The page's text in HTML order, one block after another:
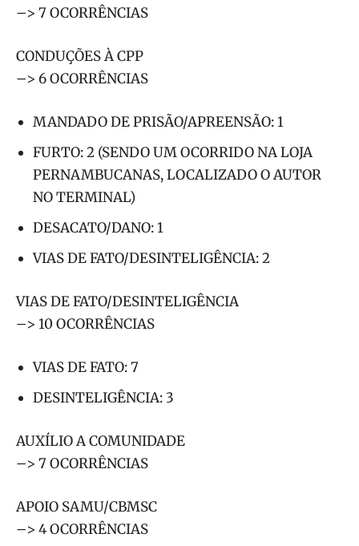
–> 7 OCORRÊNCIAS
CONDUÇÕES À CPP
–> 6 OCORRÊNCIAS
MANDADO DE PRISÃO/APREENSÃO: 1
FURTO: 2 (SENDO UM OCORRIDO NA LOJA
PERNAMBUCANAS, LOCALIZADO O AUTOR
NO TERMINAL)
DESACATO/DANO: 1
VIAS DE FATO/DESINTELIGÊNCIA: 2
VIAS DE FATO/DESINTELIGÊNCIA
–> 10 OCORRÊNCIAS
VIAS DE FATO: 7
DESINTELIGÊNCIA: 3
AUXÍLIO A COMUNIDADE
–> 7 OCORRÊNCIAS
APOIO SAMU/CBMSC
–> 4 OCORRÊNCIAS